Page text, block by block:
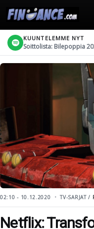
KUUNTELEMME NYT
Soittolista: Bilepoppia
02:10 - 10.12.2020 TV-SARJAT /
Netflix: